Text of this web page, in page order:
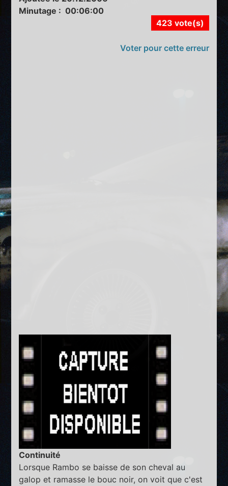
Minutage : 00:06:00
423 vote(s)
Voter pour cette erreur
Continuité
Lorsque Rambo se baisse de son cheval au
galop et ramasse le bouc noir, on voit que c'est